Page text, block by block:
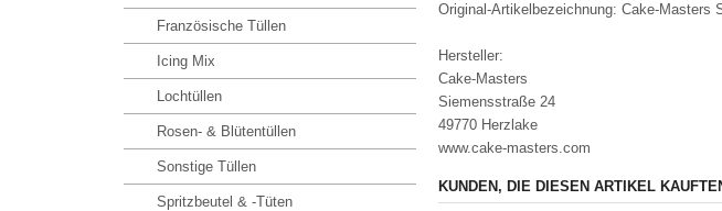
Original-Artikelbezeichnung: Cake-Masters
Hersteller:
Cake-Masters
Siemensstraße 24
49770 Herzlake
www.cake-masters.com
KUNDEN, DIE DIESEN ARTIKEL
Französische Tüllen
Icing Mix
Lochtüllen
Rosen- & Blütentüllen
Sonstige Tüllen
Spritzbeutel & -Tüten